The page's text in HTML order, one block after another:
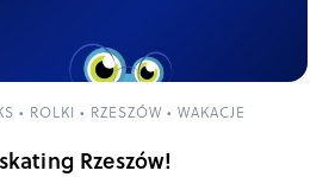
• ROLKI • RZESZÓW • WAKACJE
Rzeszów!